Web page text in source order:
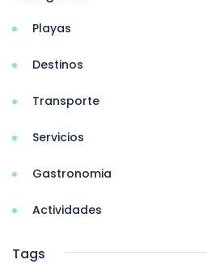
Playas
Destinos
Transporte
Servicios
Gastronomia
Actividades
Tags